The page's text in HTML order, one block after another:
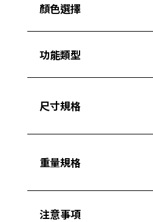
顏色選擇
功能類型
尺寸規格
重量規格
注意事項